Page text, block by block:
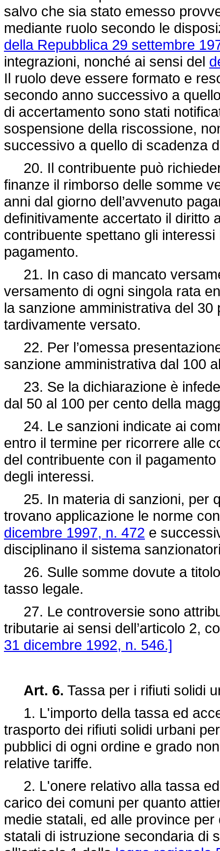
salvo che sia stato emesso
mediante ruolo secondo le
della Repubblica 29 settembre
integrazioni, nonché ai sensi del
Il ruolo deve essere formato e
secondo anno successivo a
di accertamento sono stati
sospensione della riscossione,
successivo a quello di scadenza
20. Il contribuente può
finanze il rimborso delle somme
anni dal giorno dell’avvenuto
definitivamente accertato il diritto
contribuente spettano gli
pagamento.
21. In caso di mancato
versamento di ogni singola rata
la sanzione amministrativa del 30
tardivamente versato.
22. Per l’omessa
sanzione amministrativa dal 100
23. Se la dichiarazione è
dal 50 al 100 per cento della
24. Le sanzioni indicate ai
entro il termine per ricorrere alle
del contribuente con il
degli interessi.
25. In materia di sanzioni, per
trovano applicazione le norme
dicembre 1997, n. 472 e
disciplinano il sistema
26. Sulle somme dovute a
tasso legale.
27. Le controversie sono
tributarie ai sensi dell’articolo 2,
31 dicembre 1992, n. 546.]
Art. 6. Tassa per i rifiuti solidi
1. L'importo della tassa ed
trasporto dei rifiuti solidi urbani
pubblici di ogni ordine e grado
relative tariffe.
2. L'onere relativo alla tassa
carico dei comuni per quanto
medie statali, ed alle province
statali di istruzione secondaria di